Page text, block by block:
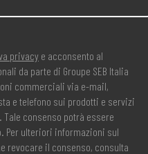
privacy e acconsento al
da parte di Groupe SEB Italia
commerciali via e-mail,
e telefono sui prodotti e servizi
Tale consenso potrà essere
Per ulteriori informazioni sul
revocare il consenso, consulta